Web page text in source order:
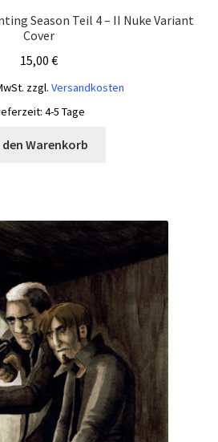
Season Teil 4 – II Nuke Variant
Cover
15,00 €
zzgl. Versandkosten
4-5 Tage
den Warenkorb